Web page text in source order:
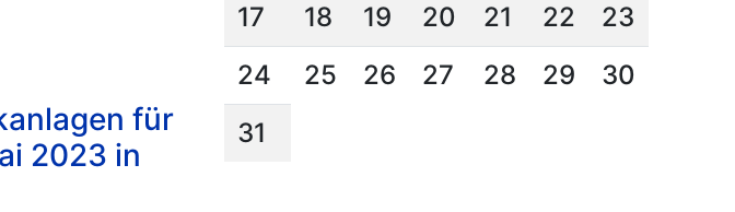
für
2023 in
17
18 19 20 21 22
23
24
25 26 27 28 29
30
31